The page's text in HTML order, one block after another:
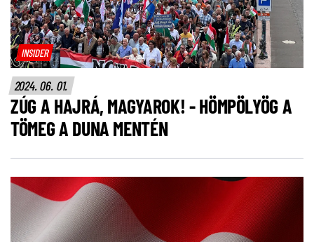
INSIDER
2024. 06. 01.
ZÚG A HAJRÁ, MAGYAROK! - HÖMPÖLYÖG A
TÖMEG A DUNA MENTÉN